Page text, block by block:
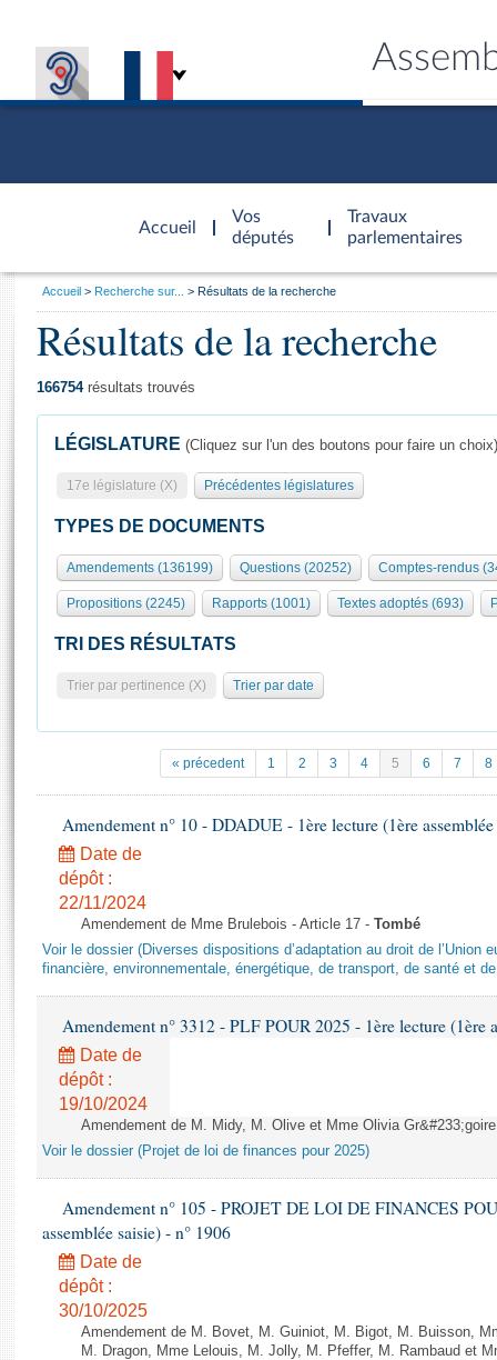
Accueil
d'accueil
Vos
députés
Travaux
parlementaires
Présidence
577 députés
Groupes politiques
Séance publique
Commissions et autres organes
Europe et International
Pétitions
Projets de loi
Propositions de loi
Amendements
Textes adoptés
Rapports d'information
Rapports d'enquête
Rapports législatifs
Rapports sur l'application des lois
Baromètre de l’application des lois
Dossiers législatifs
Questions écrites et orales
Comptes rendus des débats
Général
Rôle et pouvoirs de l'Assemblée
Organisation de l'Assemblée
Présidence Conférence des Présidents Bureau Collège des
Statistiques et chiffres clés
Documents de référence
( Constitution | Règlement de l'Assemblée ... )
Histoire
Juniors
Anciennes législatures
Liens vers les sites publics
Visiter l'Assemblée
Visite virtuelle du palais Bourbon
Assister à une séance
La Bibliothèque
Contacts et plan d'accès
Photos libres de droit
Vous
Accueil Recherche sur... Résultats de la recherche
Résultats de la recherche
166754résultats trouvés
LÉGISLATURE (Cliquez sur l'un des boutons pour faire un choix)
17e législature (X) Précédentes législatures
TYPES DE DOCUMENTS
Amendements (136199) Questions (20252) Comptes-rendus
Propositions (2245) Rapports (1001) Textes adoptés (693)
TRI DES RÉSULTATS
Trier par pertinence (X) Trier par date
« précedent 1 2 3 4 5 6 7 8
Amendement n° 10 - DDADUE - 1ère lecture (1ère
Date de
dépôt :
22/11/2024
Amendement de Mme Brulebois - Article 17 - Tombé
Voir le dossier (Diverses dispositions d’adaptation au droit de l’Union
financière, environnementale, énergétique, de transport, de santé et
Amendement n° 3312 - PLF POUR 2025 - 1ère lecture (1ère
Date de
dépôt :
19/10/2024
Amendement de M. Midy, M. Olive et Mme Olivia
Voir le dossier (Projet de loi de finances pour 2025)
Amendement n° 105 - PROJET DE LOI DE FINANCES
assemblée saisie) - n° 1906
Date de
dépôt :
30/10/2025
Amendement de M. Bovet, M. Guiniot, M. Bigot, M. Buisson,
M. Dragon, Mme Lelouis, M. Jolly, M. Pfeffer, M. Rambaud et